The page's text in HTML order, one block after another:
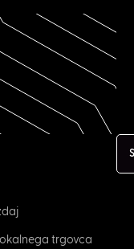
trgovca